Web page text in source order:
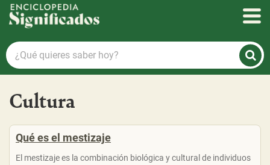
Enciclopedia Significados
¿Qué
quieres
saber
hoy?
Cultura
Qué es el mestizaje
El mestizaje es la combinación biológica y cultural de individuos